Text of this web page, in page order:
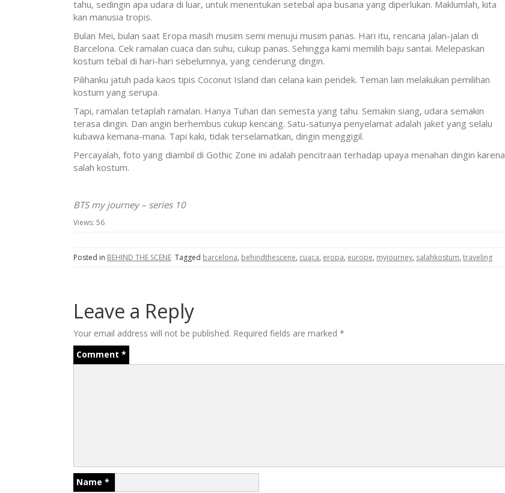
tahu, sedingin apa udara di luar, untuk menentukan setebal apa busana yang diperlukan. Maklumlah, kita
kan manusia tropis.
Bulan Mei, bulan saat Eropa masih musim semi menuju musim panas. Hari itu, rencana jalan-jalan di
Barcelona. Cek ramalan cuaca dan suhu, cukup panas. Sehingga kami memilih baju santai. Melepaskan
kostum tebal di hari-hari sebelumnya, yang cenderung dingin.
Pilihanku jatuh pada kaos tipis Coconut Island dan celana kain pendek. Teman lain melakukan pemilihan
kostum yang serupa.
Tapi, ramalan tetaplah ramalan. Hanya Tuhan dan semesta yang tahu. Semakin siang, udara semakin
terasa dingin. Dan angin berhembus cukup kencang. Satu-satunya penyelamat adalah jaket yang selalu
kubawa kemana-mana. Tapi kaki, tidak terselamatkan, dingin menggigil.
Percayalah, foto yang diambil di Gothic Zone ini adalah pencitraan terhadap upaya menahan dingin karena
salah kostum.
BTS my journey – series 10
Views: 56
Posted in BEHIND THE SCENE Tagged barcelona, behindthescene, cuaca, eropa, europe, myjourney, salahkostum, traveling
Leave a Reply
Your email address will not be published. Required fields are marked *
Comment *
Name *